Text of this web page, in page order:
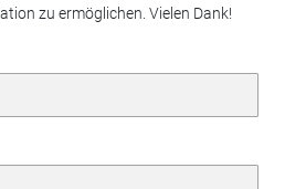
zu ermöglichen. Vielen Dank!